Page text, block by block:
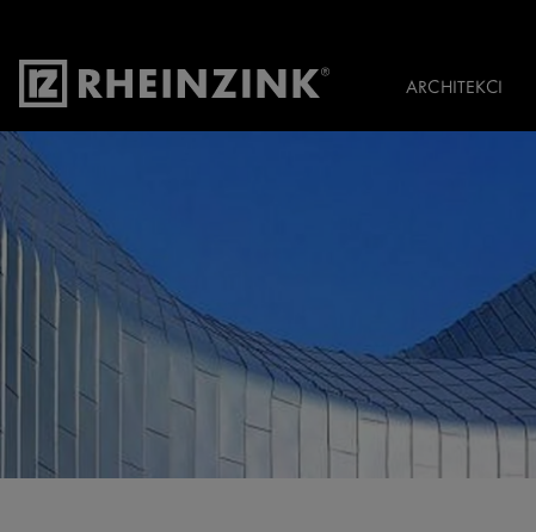
ARCHITEKCI